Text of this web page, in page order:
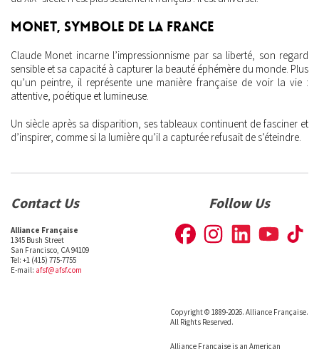
Monet, symbole de la France
Claude Monet incarne l’impressionnisme par sa liberté, son regard
sensible et sa capacité à capturer la beauté éphémère du monde. Plus
qu’un peintre, il représente une manière française de voir la vie :
attentive, poétique et lumineuse.
Un siècle après sa disparition, ses tableaux continuent de fasciner et
d’inspirer, comme si la lumière qu’il a capturée refusait de s’éteindre.
Contact Us
Alliance Française
1345 Bush Street
San Francisco, CA 94109
Tel: +1 (415) 775-7755
E-mail: afsf@afsf.com
Follow Us
Copyright © 1889-2026. Alliance Française.
All Rights Reserved.
Alliance Française is an American